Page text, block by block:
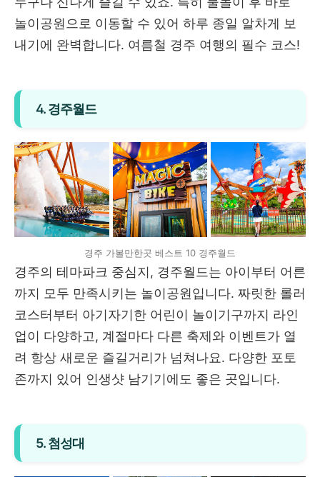
놀이공원으로 이동할 수 있어 하루 종일 알차게 보
내기에 완벽합니다. 여름철 경주 여행의 필수 코스!
4. 경주월드
경주 가볼만한곳 베스트 10 경주월드
경주의 테마파크 중심지, 경주월드는 아이부터 어른
까지 모두 만족시키는 놀이공원입니다. 짜릿한 롤러
코스터부터 아기자기한 어린이 놀이기구까지 라인
업이 다양하고, 계절마다 다른 축제와 이벤트가 열
려 항상 새로운 즐길거리가 넘쳐나요. 다양한 포토
존까지 있어 인생샷 남기기에도 좋은 곳입니다.
5. 첨성대